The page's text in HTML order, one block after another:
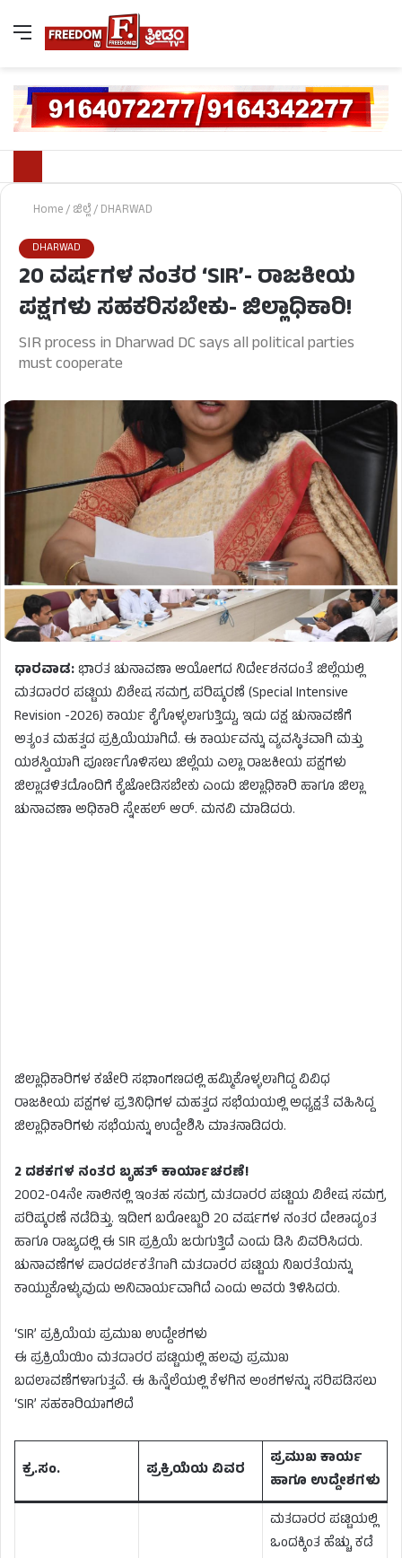
Home/ಜಿಲ್ಲೆ/DHARWAD
DHARWAD
20 ವರ್ಷಗಳ ನಂತರ ‘SIR’- ರಾಜಕೀಯ
ಪಕ್ಷಗಳು ಸಹಕರಿಸಬೇಕು- ಜಿಲ್ಲಾಧಿಕಾರಿ!
SIR process in Dharwad DC says all political parties
must cooperate
ಧಾರವಾಡ:ಭಾರತ ಚುನಾವಣಾ ಆಯೋಗದ ನಿರ್ದೇಶನದಂತೆ ಜಿಲ್ಲೆಯಲ್ಲಿ
ಮತದಾರರ ಪಟ್ಟಿಯ ವಿಶೇಷ ಸಮಗ್ರ ಪರಿಷ್ಕರಣೆ (Special Intensive
Revision -2026) ಕಾರ್ಯ ಕೈಗೊಳ್ಳಲಾಗುತ್ತಿದ್ದು, ಇದು ದಕ್ಷ ಚುನಾವಣೆಗೆ
ಅತ್ಯಂತ ಮಹತ್ವದ ಪ್ರಕ್ರಿಯೆಯಾಗಿದೆ. ಈ ಕಾರ್ಯವನ್ನು ವ್ಯವಸ್ಥಿತವಾಗಿ ಮತ್ತು
ಯಶಸ್ವಿಯಾಗಿ ಪೂರ್ಣಗೊಳಿಸಲು ಜಿಲ್ಲೆಯ ಎಲ್ಲಾ ರಾಜಕೀಯ ಪಕ್ಷಗಳು
ಜಿಲ್ಲಾಡಳಿತದೊಂದಿಗೆ ಕೈಜೋಡಿಸಬೇಕು ಎಂದು ಜಿಲ್ಲಾಧಿಕಾರಿ ಹಾಗೂ ಜಿಲ್ಲಾ
ಚುನಾವಣಾ ಅಧಿಕಾರಿ ಸ್ನೇಹಲ್ ಆರ್​​. ಮನವಿ ಮಾಡಿದರು.
ಜಿಲ್ಲಾಧಿಕಾರಿಗಳ ಕಚೇರಿ ಸಭಾಂಗಣದಲ್ಲಿ ಹಮ್ಮಿಕೊಳ್ಳಲಾಗಿದ್ದ ವಿವಿಧ
ರಾಜಕೀಯ ಪಕ್ಷಗಳ ಪ್ರತಿನಿಧಿಗಳ ಮಹತ್ವದ ಸಭೆಯಯಲ್ಲಿ ಅಧ್ಯಕ್ಷತೆ ವಹಿಸಿದ್ದ
ಜಿಲ್ಲಾಧಿಕಾರಿಗಳು ಸಭೆಯನ್ನು ಉದ್ದೇಶಿಸಿ ಮಾತನಾಡಿದರು.
2 ದಶಕಗಳ ನಂತರ ಬೃಹತ್ ಕಾರ್ಯಾಚರಣೆ!
2002-04ನೇ ಸಾಲಿನಲ್ಲಿ ಇಂತಹ ಸಮಗ್ರ ಮತದಾರರ ಪಟ್ಟಿಯ ವಿಶೇಷ ಸಮಗ್ರ
ಪರಿಷ್ಕರಣೆ ನಡೆದಿತ್ತು. ಇದೀಗ ಬರೋಬ್ಬರಿ 20 ವರ್ಷಗಳ ನಂತರ ದೇಶಾದ್ಯಂತ
ಹಾಗೂ ರಾಜ್ಯದಲ್ಲಿ ಈ SIR ಪ್ರಕ್ರಿಯೆ ಜರುಗುತ್ತಿದೆ ಎಂದು ಡಿಸಿ ವಿವರಿಸಿದರು.
ಚುನಾವಣೆಗಳ ಪಾರದರ್ಶಕತೆಗಾಗಿ ಮತದಾರರ ಪಟ್ಟಿಯ ನಿಖರತೆಯನ್ನು
ಕಾಯ್ದುಕೊಳ್ಳುವುದು ಅನಿವಾರ್ಯವಾಗಿದೆ ಎಂದು ಅವರು ತಿಳಿಸಿದರು.
‘SIR’ ಪ್ರಕ್ರಿಯೆಯ ಪ್ರಮುಖ ಉದ್ದೇಶಗಳು
ಈ ಪ್ರಕ್ರಿಯೆಯಿಂ ಮತದಾರರ ಪಟ್ಟಿಯಲ್ಲಿ ಹಲವು ಪ್ರಮುಖ
ಬದಲಾವಣೆಗಳಾಗುತ್ತವೆ. ಈ ಹಿನ್ನೆಲೆಯಲ್ಲಿ ಕೆಳಗಿನ ಅಂಶಗಳನ್ನು ಸರಿಪಡಿಸಲು
‘SIR’ ಸಹಕಾರಿಯಾಗಲಿದೆ
ಕ್ರ.ಸಂ. ಪ್ರಕ್ರಿಯೆಯ ವಿವರ
ಪ್ರಮುಖ ಕಾರ್ಯ
ಹಾಗೂ ಉದ್ದೇಶಗಳು
ಮತದಾರರ ಪಟ್ಟಿಯಲ್ಲಿ
ಒಂದಕ್ಕಿಂತ ಹೆಚ್ಚು ಕಡೆ